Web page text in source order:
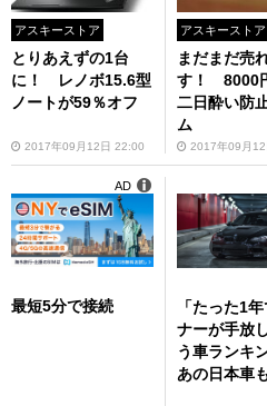
アスキーストア
とりあえずの1台
に！ レノボ15.6型
ノートが59％オフ
2017年09月12日 22:00
アスキーストア
まだまだ売
す！ 8000
二日酔い防
ム
2017年09月
最短5分で接続
AD
「たった1
ナーが手放
う車ランキ
あの日本車